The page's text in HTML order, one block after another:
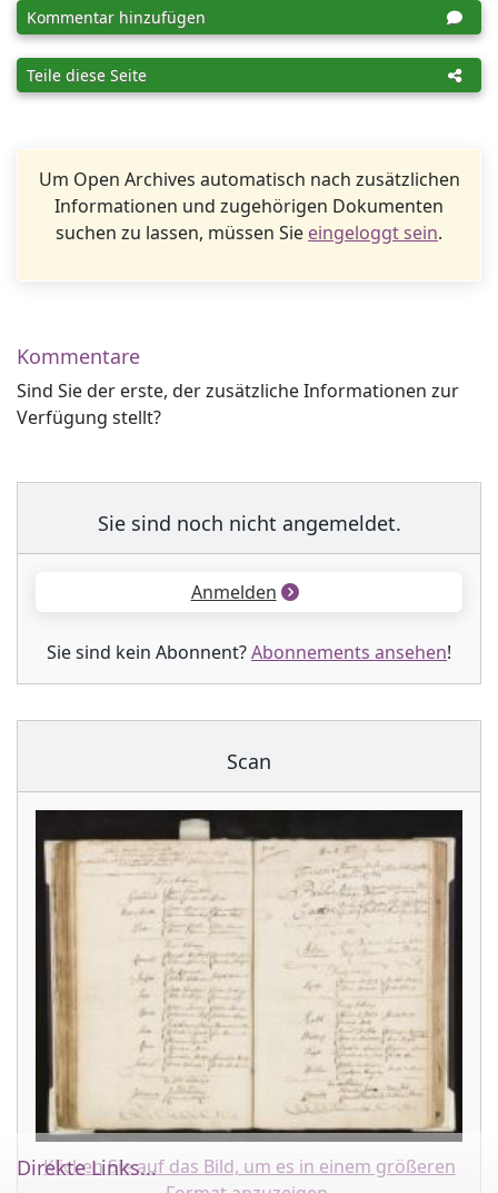
Kommentar hinzufügen
Teile diese Seite
Um Open Archives automatisch nach zusätzlichen
Informationen und zugehörigen Dokumenten
suchen zu lassen, müssen Sie eingeloggt sein.
Kommentare
Sind Sie der erste, der zusätzliche Informationen zur
Verfügung stellt?
Sie sind noch nicht angemeldet.
Anmelden
Sie sind kein Abonnent?Abonnements ansehen!
Scan
Klicken Sie auf das Bild, um es in einem größeren
Direkte Links...